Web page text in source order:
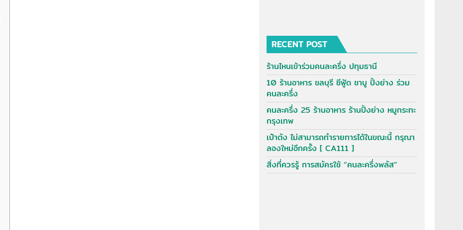
RECENT POST
ร้านไหนเข้าร่วมคนละครึ่ง ปทุมธานี
10 ร้านอาหาร ชลบุรี ซีฟู้ด ชาบู ปิ้งย่าง ร่วม
คนละครึ่ง
คนละครึ่ง 25 ร้านอาหาร ร้านปิ้งย่าง หมูกระทะ
กรุงเทพ
เป๋าตัง ไม่สามารถทำรายการได้ในขณะนี้ กรุณา
ลองใหม่อีกครั้ง [ CA111 ]
สิ่งที่ควรรู้ การสมัครใช้ “คนละครึ่งพลัส”